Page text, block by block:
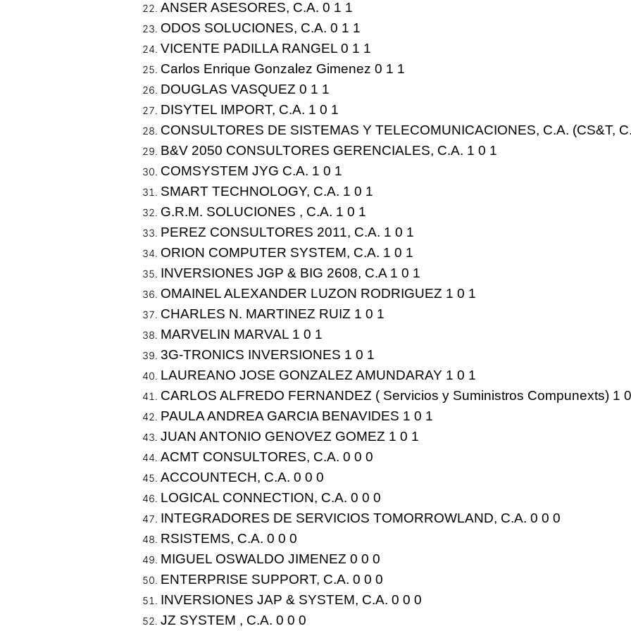
ANSER ASESORES, C.A. 0 1 1
ODOS SOLUCIONES, C.A. 0 1 1
VICENTE PADILLA RANGEL 0 1 1
Carlos Enrique Gonzalez Gimenez 0 1 1
DOUGLAS VASQUEZ 0 1 1
DISYTEL IMPORT, C.A. 1 0 1
CONSULTORES DE SISTEMAS Y TELECOMUNICACIONES, C.A. (CS&T,
B&V 2050 CONSULTORES GERENCIALES, C.A. 1 0 1
COMSYSTEM JYG C.A. 1 0 1
SMART TECHNOLOGY, C.A. 1 0 1
G.R.M. SOLUCIONES , C.A. 1 0 1
PEREZ CONSULTORES 2011, C.A. 1 0 1
ORION COMPUTER SYSTEM, C.A. 1 0 1
INVERSIONES JGP & BIG 2608, C.A 1 0 1
OMAINEL ALEXANDER LUZON RODRIGUEZ 1 0 1
CHARLES N. MARTINEZ RUIZ 1 0 1
MARVELIN MARVAL 1 0 1
3G-TRONICS INVERSIONES 1 0 1
LAUREANO JOSE GONZALEZ AMUNDARAY 1 0 1
CARLOS ALFREDO FERNANDEZ ( Servicios y Suministros Compunexts) 1 0
PAULA ANDREA GARCIA BENAVIDES 1 0 1
JUAN ANTONIO GENOVEZ GOMEZ 1 0 1
ACMT CONSULTORES, C.A. 0 0 0
ACCOUNTECH, C.A. 0 0 0
LOGICAL CONNECTION, C.A. 0 0 0
INTEGRADORES DE SERVICIOS TOMORROWLAND, C.A. 0 0 0
RSISTEMS, C.A. 0 0 0
MIGUEL OSWALDO JIMENEZ 0 0 0
ENTERPRISE SUPPORT, C.A. 0 0 0
INVERSIONES JAP & SYSTEM, C.A. 0 0 0
JZ SYSTEM , C.A. 0 0 0